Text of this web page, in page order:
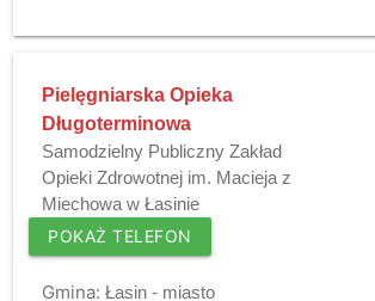
Pielęgniarska Opieka
Długoterminowa
Samodzielny Publiczny Zakład
Opieki Zdrowotnej im. Macieja z
Miechowa w Łasinie
POKAŻ TELEFON
Gmina: Łasin - miasto